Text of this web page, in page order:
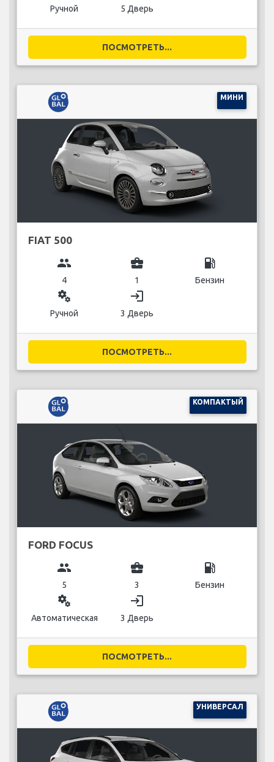
Ручной 5 Дверь
ПОСМОТРЕТЬ...
МИНИ
FIAT 500
group
4
business_center
1
local_gas_station
Бензин
miscellaneous_services
Ручной
login
3 Дверь
ПОСМОТРЕТЬ...
КОМПАКТЫЙ
FORD FOCUS
group
5
business_center
3
local_gas_station
Бензин
miscellaneous_services
Автоматическая
login
3 Дверь
ПОСМОТРЕТЬ...
УНИВЕРСАЛ